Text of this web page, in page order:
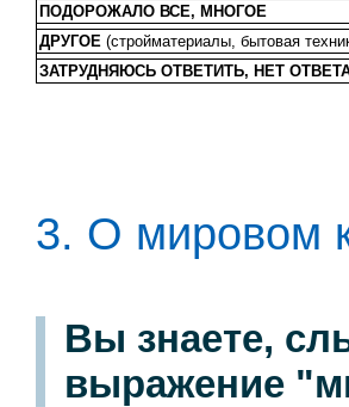
ПОДОРОЖАЛО ВСЕ, МНОГОЕ
ДРУГОЕ (стройматериалы, бытовая
ЗАТРУДНЯЮСЬ ОТВЕТИТЬ, НЕТ
3. О мировом
Вы знаете,
выражение